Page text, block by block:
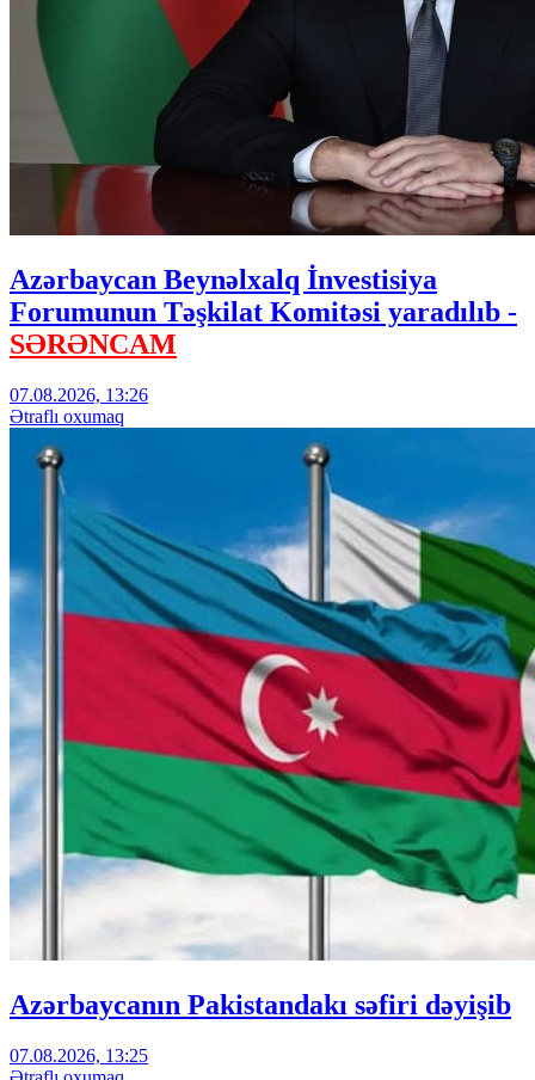
Azərbaycan Beynəlxalq İnvestisiya
Forumunun Təşkilat Komitəsi yaradılıb -
SƏRƏNCAM
07.08.2026, 13:26
Ətraflı oxumaq
Azərbaycanın Pakistandakı səfiri dəyişib
07.08.2026, 13:25